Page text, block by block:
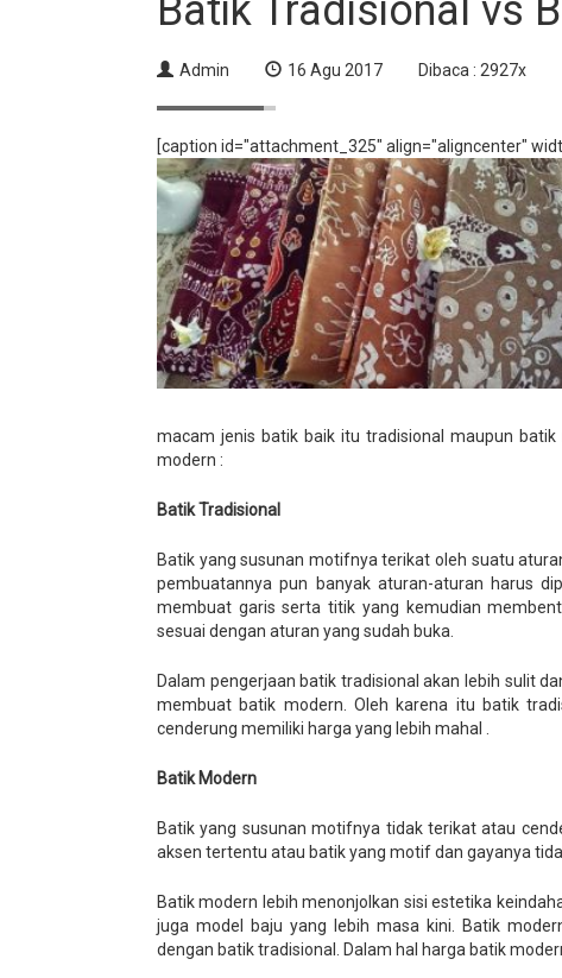
Batik Tradisional vs
Admin 16 Agu 2017 Dibaca : 2927x
[caption id="attachment_325" align="aligncenter"
macam jenis batik baik itu tradisional maupun
modern :
Batik Tradisional
Batik yang susunan motifnya terikat oleh suatu
pembuatannya pun banyak aturan-aturan harus
membuat garis serta titik yang kemudian
sesuai dengan aturan yang sudah buka.
Dalam pengerjaan batik tradisional akan lebih sulit
membuat batik modern. Oleh karena itu batik
cenderung memiliki harga yang lebih mahal .
Batik Modern
Batik yang susunan motifnya tidak terikat atau
aksen tertentu atau batik yang motif dan gayanya
Batik modern lebih menonjolkan sisi estetika
juga model baju yang lebih masa kini. Batik
dengan batik tradisional. Dalam hal harga batik